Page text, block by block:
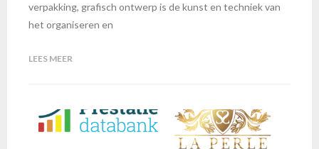
verpakking, grafisch ontwerp is de kunst en techniek van
het organiseren en
LEES MEER